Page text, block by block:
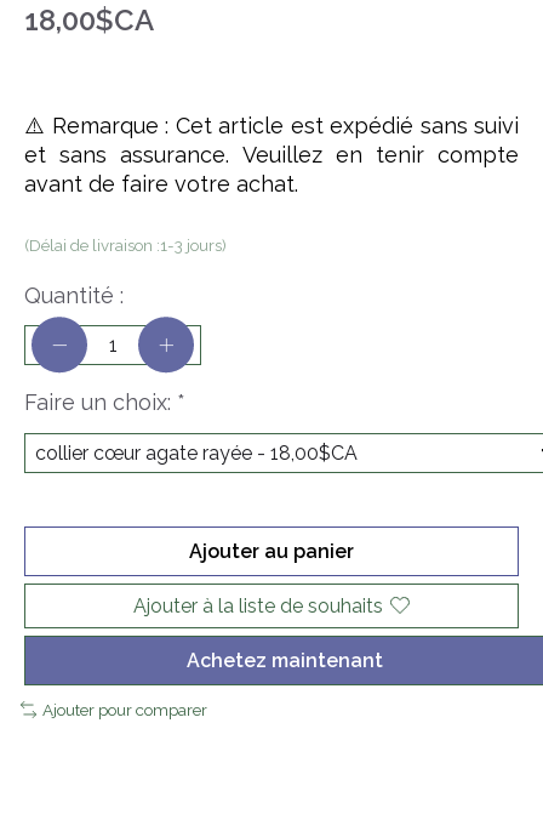
18,00$CA
⚠️ Remarque : Cet article est expédié sans suivi
et sans assurance. Veuillez en tenir compte
avant de faire votre achat.
(Délai de livraison :1-3 jours)
Faire un choix: *
Quantité :
Ajouter au panier
Ajouter à la liste de souhaits
Achetez maintenant
Ajouter pour comparer